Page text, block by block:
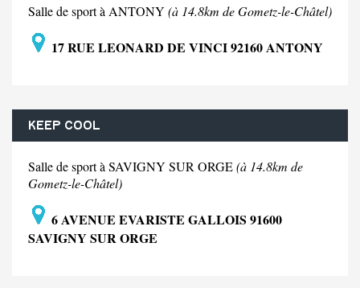
Salle de sport à ANTONY (à 14.8km de Gometz-le-Châtel)
17 RUE LEONARD DE VINCI 92160 ANTONY
KEEP COOL
Salle de sport à SAVIGNY SUR ORGE(à 14.8km de
Gometz-le-Châtel)
6 AVENUE EVARISTE GALLOIS 91600
SAVIGNY SUR ORGE